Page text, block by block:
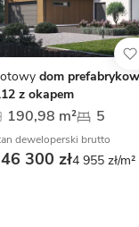
dom
z okapem
190,98 m² 5
deweloperski brutto
300 zł4 955 zł/m²